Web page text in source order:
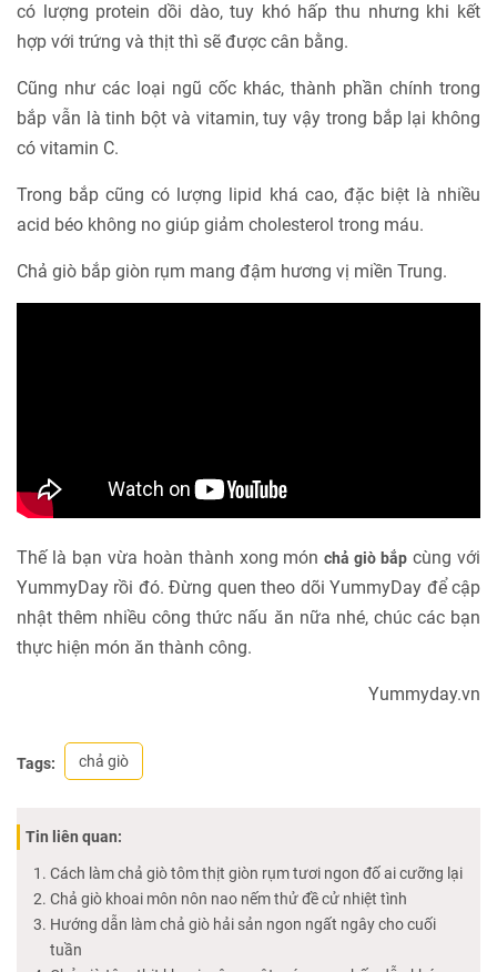
có lượng protein dồi dào, tuy khó hấp thu nhưng khi kết
hợp với trứng và thịt thì sẽ được cân bằng.
Cũng như các loại ngũ cốc khác, thành phần chính trong
bắp vẫn là tinh bột và vitamin, tuy vậy trong bắp lại không
có vitamin C.
Trong bắp cũng có lượng lipid khá cao, đặc biệt là nhiều
acid béo không no giúp giảm cholesterol trong máu.
Chả giò bắp giòn rụm mang đậm hương vị miền Trung.
Thế là bạn vừa hoàn thành xong mónchả giò bắp cùng với
YummyDay rồi đó. Đừng quen theo dõi YummyDay để cập
nhật thêm nhiều công thức nấu ăn nữa nhé, chúc các bạn
thực hiện món ăn thành công.
Yummyday.vn
Tags: chả giò
Tin liên quan:
Cách làm chả giò tôm thịt giòn rụm tươi ngon đố ai cưỡng lại
Chả giò khoai môn nôn nao nếm thử đề cử nhiệt tình
Hướng dẫn làm chả giò hải sản ngon ngất ngây cho cuối
tuần